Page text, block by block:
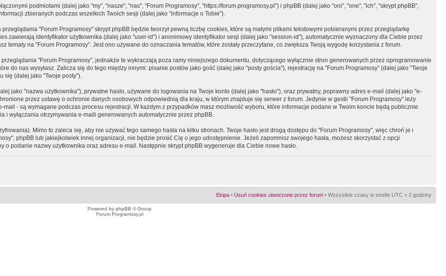
podmiotami (dalej jako "my", "nasze", "nas", "Forum Programosy", "https://forum.programosy.pl") i phpBB (dalej jako "oni", "one", "ich", "skrypt phpBB",
zbieranych podczas wszelkich Twoich sesji (dalej jako "informacje o Tobie").
"Forum Programosy" skrypt phpBB będzie tworzył pewną liczbę cookies, które są małymi plikami tekstowymi pobieranymi przez przeglądarkę
zawierają identyfikator użytkownika (dalej jako "user-id") i anonimowy identyfikator sesji (dalej jako "session-id"), automatycznie wyznaczony dla Ciebie przez
tematy na "Forum Programosy". Jest ono używane do oznaczania tematów, które zostały przeczytane, co zwiększa Twoją wygodę korzystania z forum.
"Forum Programosy", jednakże te wykraczają poza ramy niniejszego dokumentu, dotyczącego wyłącznie stron generowanych przez oprogramowanie
do nas wysyłasz. Zalicza się do tego między innymi: pisanie postów jako gość (dalej jako "posty gościa"), rejestrację na "Forum Programosy" (dalej jako "Twoje
się (dalej jako "Twoje posty").
jako "nazwa użytkownika"), prywatne hasło, używane do logowania na Twoje konto (dalej jako "hasło"), oraz prywatny, poprawny adres e-mail (dalej jako "e-
przez ustawę o ochronie danych osobowych odpowiednią dla kraju, w którym znajduje się serwer z forum. Jedynie w gestii "Forum Programosy" leży
- są wymagane podczas procesu rejestracji. W każdym z przypadków masz możliwość wyboru, które informacje podane w Twoim koncie będą publicznie
i wyłączania otrzymywania e-maili generowanych automatycznie przez phpBB.
Mimo to zaleca się, aby nie używać tego samego hasła na kilku stronach. Twoje hasło jest drogą dostępu do "Forum Programosy", więc chroń je i
phpBB lub jakiejkolwiek innej organizacji, nie będzie prosić Cię o jego udostępnienie. Jeżeli zapomnisz swojego hasła, możesz skorzystać z opcji
o podanie nazwy użytkownika oraz adresu e-mail. Następnie skrypt phpBB wygeneruje dla Ciebie nowe hasło.
Ekipa • Usuń cookies utworzone przez forum • Wszystkie czasy w strefie UTC + 2 godziny
Powered by phpBB © Group
Forum Programosy.pl